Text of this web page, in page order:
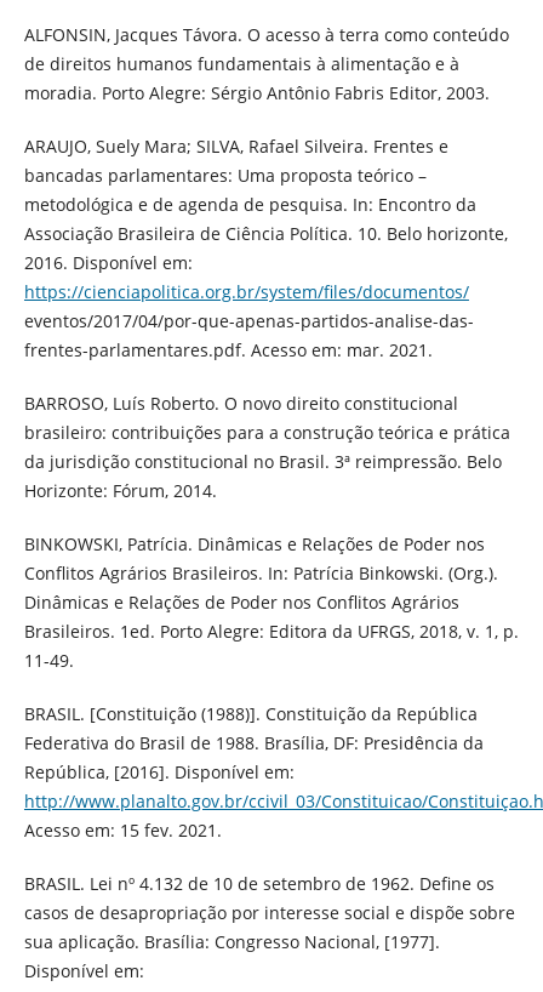
ALFONSIN, Jacques Távora. O acesso à terra como conteúdo
de direitos humanos fundamentais à alimentação e à
moradia. Porto Alegre: Sérgio Antônio Fabris Editor, 2003.
ARAUJO, Suely Mara; SILVA, Rafael Silveira. Frentes e
bancadas parlamentares: Uma proposta teórico –
metodológica e de agenda de pesquisa. In: Encontro da
Associação Brasileira de Ciência Política. 10. Belo horizonte,
2016. Disponível em:
https://cienciapolitica.org.br/system/files/documentos/
eventos/2017/04/por-que-apenas-partidos-analise-das-
frentes-parlamentares.pdf. Acesso em: mar. 2021.
BARROSO, Luís Roberto. O novo direito constitucional
brasileiro: contribuições para a construção teórica e prática
da jurisdição constitucional no Brasil. 3ª reimpressão. Belo
Horizonte: Fórum, 2014.
BINKOWSKI, Patrícia. Dinâmicas e Relações de Poder nos
Conflitos Agrários Brasileiros. In: Patrícia Binkowski. (Org.).
Dinâmicas e Relações de Poder nos Conflitos Agrários
Brasileiros. 1ed. Porto Alegre: Editora da UFRGS, 2018, v. 1, p.
11-49.
BRASIL. [Constituição (1988)]. Constituição da República
Federativa do Brasil de 1988. Brasília, DF: Presidência da
República, [2016]. Disponível em:
http://www.planalto.gov.br/ccivil_03/Constituicao/
Acesso em: 15 fev. 2021.
BRASIL. Lei nº 4.132 de 10 de setembro de 1962. Define os
casos de desapropriação por interesse social e dispõe sobre
sua aplicação. Brasília: Congresso Nacional, [1977].
Disponível em: